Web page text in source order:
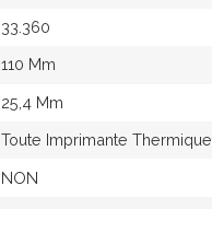
33.360
110 Mm
25,4 Mm
Toute Imprimante Thermique
NON